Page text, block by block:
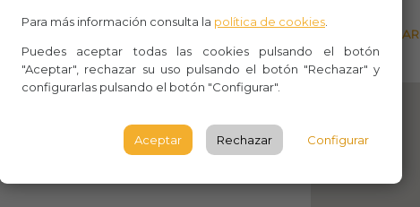
11:00 hasta las 20:00 horas.
hasta las 19:00 horas.
el momento de reservar, podréis
del horario de apertura el día
CÓMO LLEGAR
Para más información consulta la política de cookies
Puedes aceptar todas las cookies pulsando el botón
"Aceptar", rechazar su uso pulsando el botón "Rechazar" y
configurarlas pulsando el botón "Configurar".
Aceptar Rechazar Configurar